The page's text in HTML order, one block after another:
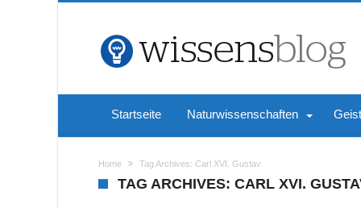
Startseite Naturwissenschaften
Home Tag Archives: Carl XVI. Gustav
TAG ARCHIVES: CARL XVI.